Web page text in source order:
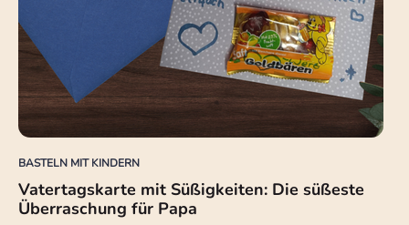
BASTELN MIT KINDERN
Vatertagskarte mit Süßigkeiten: Die süßeste
Überraschung für Papa